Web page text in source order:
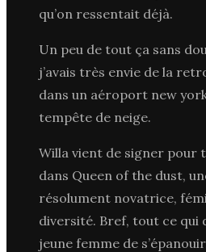
qu’on ressentait déjà.
Un peu de tout ça sans
j’avais très envie de la
dans un aéroport new
tempête de neige.
Willa vient de signer pour
dans Queen of the dust,
résolument novatrice,
diversité. Bref, tout ce
jeune femme de